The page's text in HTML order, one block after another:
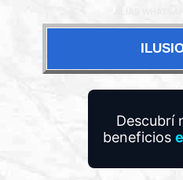
Descubrí
beneficios